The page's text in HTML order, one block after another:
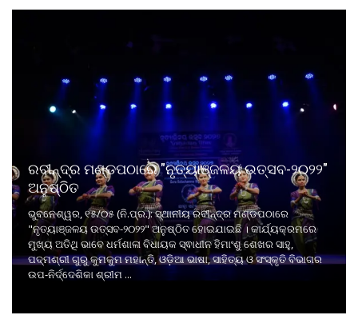
ରବୀନ୍ଦ୍ର ମଣ୍ଡପଠାରେ "ନୃତ୍ୟାଞ୍ଜଳୟ ଉତ୍ସବ-୨୦୨୨"
ଅନୁଷ୍ଠିତ
ଭୁବନେଶ୍ୱର, ୧୫/୦୫ (ନି.ପ୍ର.): ସ୍ଥାନୀୟ ରବୀନ୍ଦ୍ର ମଣ୍ଡପଠାରେ
"ନୃତ୍ୟାଞ୍ଜଳୟ ଉତ୍ସବ-୨୦୨୨" ଅନୁଷ୍ଠିତ ହୋଇଯାଇଛି । କାର୍ଯ୍ୟକ୍ରମରେ
ମୁଖ୍ୟ ଅତିଥି ଭାବେ ଧର୍ମଶାଳା ବିଧାୟକ ସ୍ଵାଧୀନ ହିମାଂଶୁ ଶେଖର ସାହୁ,
ପଦ୍ମଶ୍ରୀ ଗୁରୁ କୁମକୁମ ମହାନ୍ତି, ଓଡ଼ିଆ ଭାଷା, ସାହିତ୍ୟ ଓ ସଂସ୍କୃତି ବିଭାଗର
ଉପ-ନିର୍ଦ୍ଦେଶିକା ଶ୍ରୀମ ...